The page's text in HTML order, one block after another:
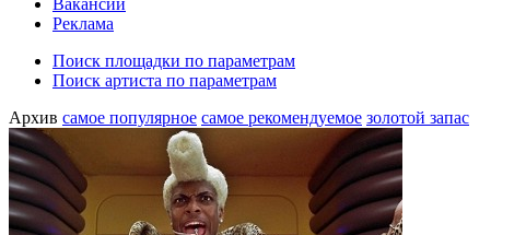
Вакансии
Реклама
Поиск площадки по параметрам
Поиск артиста по параметрам
Архив самое популярное самое рекомендуемое золотой запас